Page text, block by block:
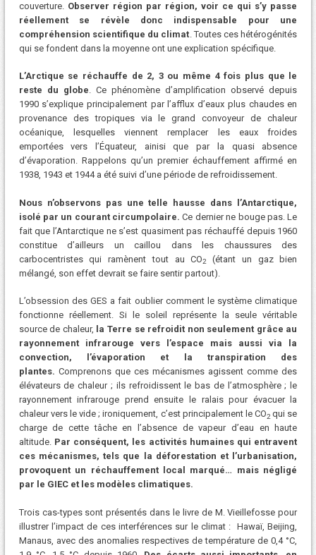
couverture. Observer région par région, voir ce qui s’y passe
réellement se révèle donc indispensable pour une
compréhension scientifique du climat . Toutes ces hétérogénités
qui se fondent dans la moyenne ont une explication spécifique.
L’Arctique se réchauffe de 2, 3 ou même 4 fois plus que le
reste du globe. Ce phénomène d’amplification observé depuis
1990 s’explique principalement par l’afflux d’eaux plus chaudes en
provenance des tropiques via le grand convoyeur de chaleur
océanique, lesquelles viennent remplacer les eaux froides
emportées vers l’Équateur, ainisi que par la quasi absence
d’évaporation. Rappelons qu’un premier échauffement affirmé en
1938, 1943 et 1944 a été suivi d’une période de refroidissement.
Nous n’observons pas une telle hausse dans l’Antarctique,
isolé par un courant circumpolaire. Ce dernier ne bouge pas. Le
fait que l’Antarctique ne s’est quasiment pas réchauffé depuis 1960
constitue d’ailleurs un caillou dans les chaussures des
carbocentristes qui ramènent tout au CO2
(étant un gaz bien
mélangé, son effet devrait se faire sentir partout).
L’obsession des GES a fait oublier comment le système climatique
fonctionne réellement. Si le soleil représente la seule véritable
source de chaleur, la Terre se refroidit non seulement grâce au
rayonnement infrarouge vers l’espace mais aussi via la
convection, l’évaporation et la transpiration des
plantes. Comprenons que ces mécanismes agissent comme des
élévateurs de chaleur ; ils refroidissent le bas de l’atmosphère ; le
rayonnement infrarouge prend ensuite le ralais pour évacuer la
chaleur vers le vide ; ironiquement, c’est principalement le CO2qui se
charge de cette tâche en l’absence de vapeur d’eau en haute
altitude. Par conséquent, les activités humaines qui entravent
ces mécanismes, tels que la déforestation et l’urbanisation,
provoquent un réchauffement local marqué… mais négligé
par le GIEC et les modèles climatiques.
Trois cas-types sont présentés dans le livre de M. Vieillefosse pour
illustrer l’impact de ces interférences sur le climat : Hawaï, Beijing,
Manaus, avec des anomalies respectives de température de 0,4 °C,